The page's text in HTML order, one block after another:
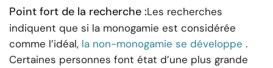
Point fort de la recherche :Les recherches
indiquent que si la monogamie est considérée
comme l’idéal, la non-monogamie se développe .
Certaines personnes font état d’une plus grande